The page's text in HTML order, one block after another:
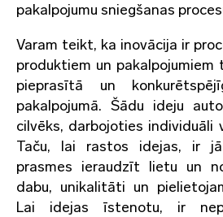
pakalpojumu sniegšanas
Varam teikt, ka inovācija ir
produktiem un
pieprasītā un
pakalpojumā. Šādu ideju
cilvēks, darbojoties individuāli
Taču, lai rastos idejas, ir
prasmes ieraudzīt lietu un
dabu, unikalitāti un
Lai idejas īstenotu, ir